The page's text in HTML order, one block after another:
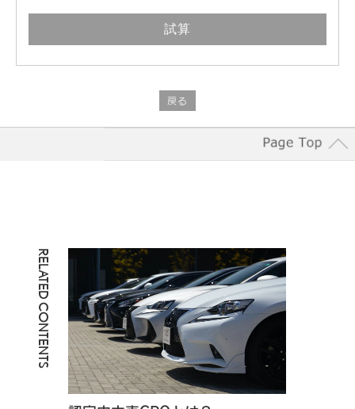
戻る
RELATED CONTENTS